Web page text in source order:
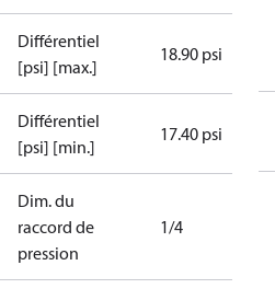
Différentiel
[psi] [max.]
18.90 psi
Différentiel
[psi] [min.]
17.40 psi
Dim. du
raccord de
pression
1/4